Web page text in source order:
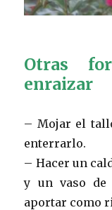
Otras
enraizar
– Mojar el
enterrarlo.
– Hacer un
y un vaso de
aportar como